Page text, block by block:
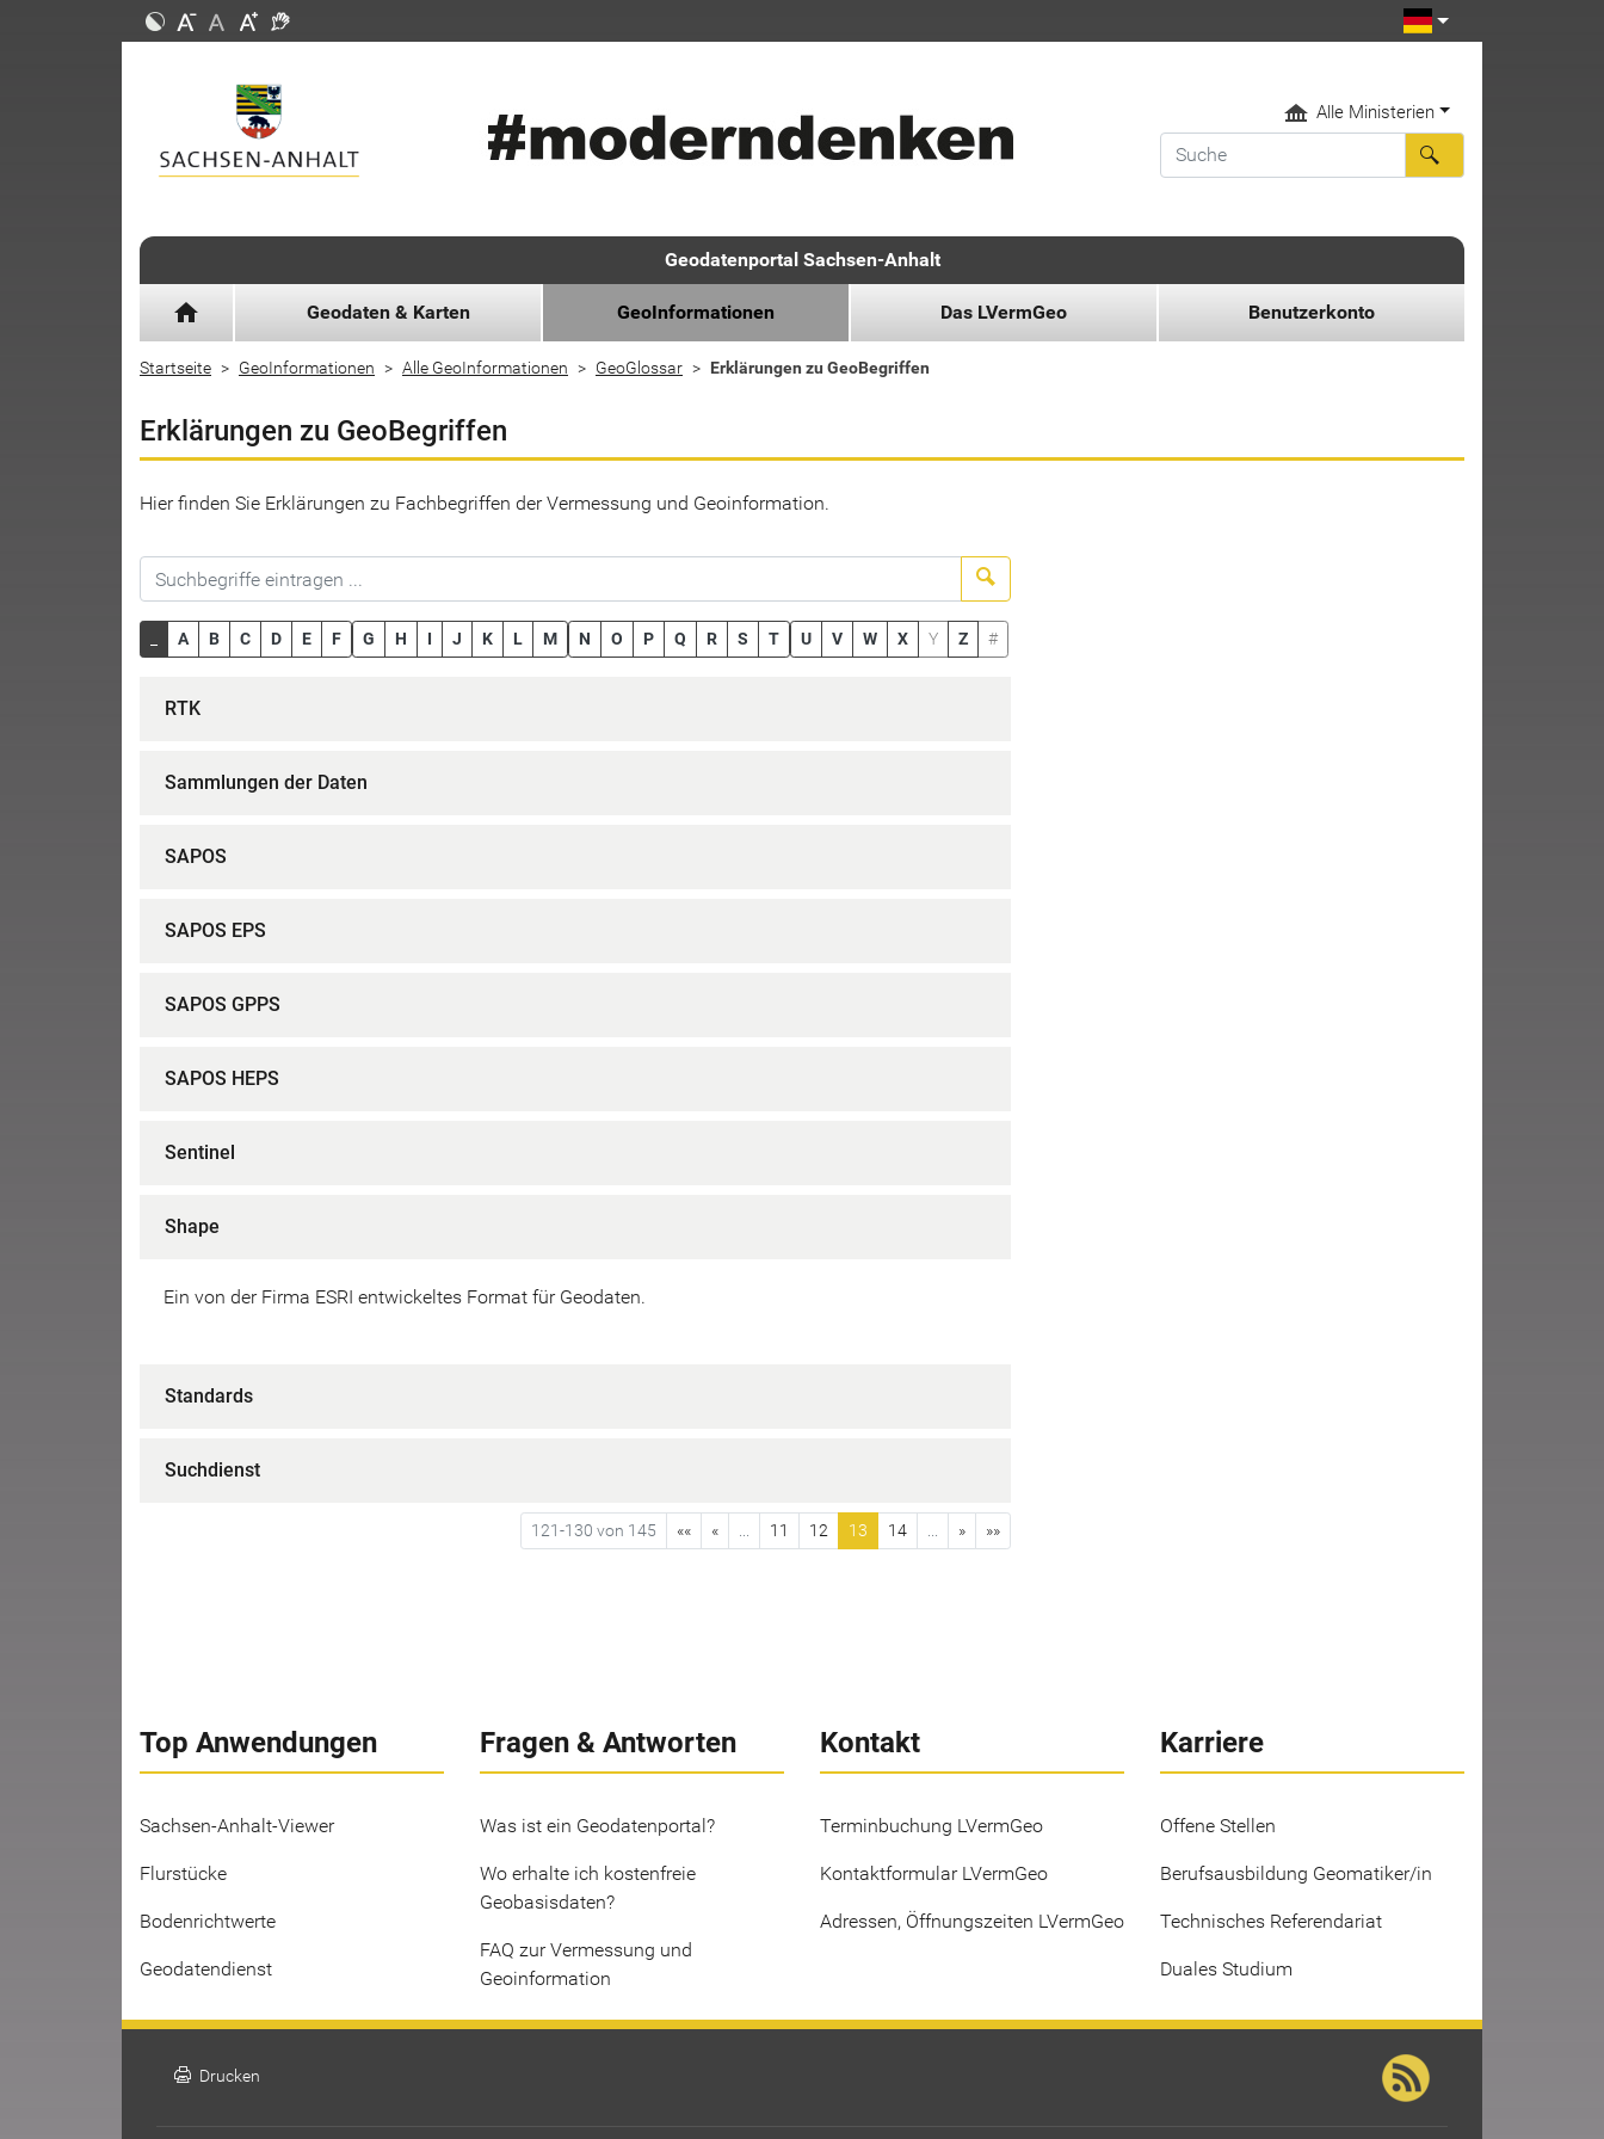
Alle Ministerien
Geodatenportal Sachsen-Anhalt
home Geodaten & Karten GeoInformationen Das LVermGeo Benutzerkonto
Startseite GeoInformationen Alle GeoInformationen GeoGlossar Erklärungen zu GeoBegriffen
Erklärungen zu GeoBegriffen
Hier finden Sie Erklärungen zu Fachbegriffen der Vermessung und Geoinformation.
A B C D E F G H I J K L M N O P Q R S T U V W X Y Z #
RTK
Sammlungen der Daten
SAPOS
SAPOS EPS
SAPOS GPPS
SAPOS HEPS
Sentinel
Shape
Ein von der Firma ESRI entwickeltes Format für Geodaten.
Standards
Suchdienst
121-130 von 145 «« « 11 12 13 14 » »»
Top Anwendungen
Sachsen-Anhalt-Viewer
Flurstücke
Bodenrichtwerte
Geodatendienst
Fragen & Antworten
Was ist ein Geodatenportal?
Wo erhalte ich kostenfreie
Geobasisdaten?
FAQ zur Vermessung und
Geoinformation
Kontakt
Terminbuchung LVermGeo
Kontaktformular LVermGeo
Adressen, Öffnungszeiten LVermGeo
Karriere
Offene Stellen
Berufsausbildung Geomatiker/in
Technisches Referendariat
Duales Studium
print Drucken